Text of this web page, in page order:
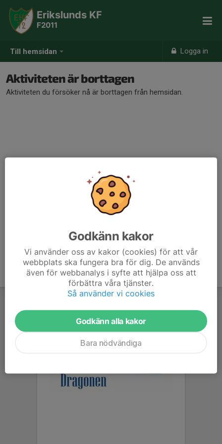
Till hemsidan Logga in
Erikslunds KF
F2011
Aktiviteten är borttagen
Aktiviteten du försöker nå är borttagen från hemsidan.
Godkänn kakor
Vi använder oss av kakor (cookies) för att vår
webbplats ska fungera bra för dig. De används
även för webbanalys i syfte att hjälpa oss att
förbättra våra tjänster.
Så använder vi cookies
Godkänn alla kakor
Bara nödvändiga